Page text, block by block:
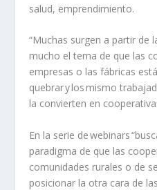
salud, emprendimiento.
“Muchas surgen a partir de
mucho el tema de que las
empresas o las fábricas
quebrar y los mismo
la convierten en
En la serie dewebinars
paradigma de que las
comunidades rurales o de
posicionar la otra cara de